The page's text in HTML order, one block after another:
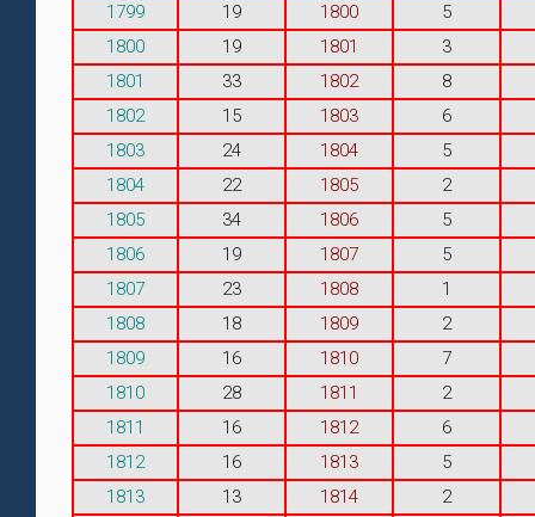
1799
19 1800
5
1800
19 1801
3
1801
33 1802
8
1802
15 1803
6
1803
24 1804
5
1804
22 1805
2
1805
34 1806
5
1806
19 1807
5
1807
23 1808
1
1808
18 1809
2
1809
16 1810
7
1810
28 1811
2
1811
16 1812
6
1812
16 1813
5
1813
13 1814
2